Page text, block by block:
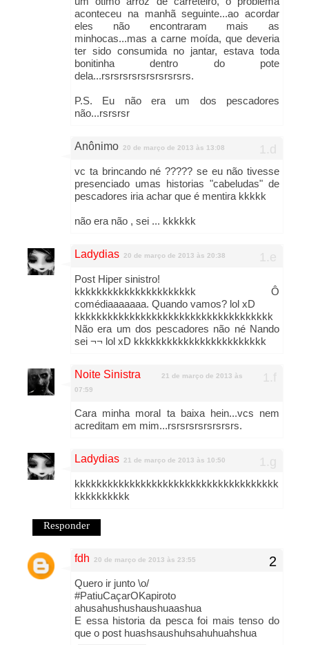
aconteceu na manhã seguinte...ao acordar
eles não encontraram mais as
minhocas...mas a carne moída, que deveria
ter sido consumida no jantar, estava toda
bonitinha dentro do pote
dela...rsrsrsrsrsrsrsrsrsrs.
P.S. Eu não era um dos pescadores
não...rsrsrsr
Anônimo 20 de março de 2013 às 13:08
vc ta brincando né ????? se eu não tivesse
presenciado umas historias "cabeludas" de
pescadores iria achar que é mentira kkkkk
não era não , sei ... kkkkkk
Ladydias 20 de março de 2013 às 20:38
Post Hiper sinistro!
kkkkkkkkkkkkkkkkkkkkkk Ô
comédiaaaaaaa. Quando vamos? lol xD
kkkkkkkkkkkkkkkkkkkkkkkkkkkkkkkkkkkk
Não era um dos pescadores não né Nando
sei ¬¬ lol xD kkkkkkkkkkkkkkkkkkkkkkkk
Noite Sinistra
21 de março de 2013 às
07:59
Cara minha moral ta baixa hein...vcs nem
acreditam em mim...rsrsrsrsrsrsrsrs.
Ladydias 21 de março de 2013 às 10:50
kkkkkkkkkkkkkkkkkkkkkkkkkkkkkkkkkkkkk
kkkkkkkkkk
Responder
fdh 20 de março de 2013 às 23:55
Quero ir junto \o/
#PatiuCaçarOKapiroto
ahusahushushaushuaashua
E essa historia da pesca foi mais tenso do
que o post huashsaushuhsahuhuahshua